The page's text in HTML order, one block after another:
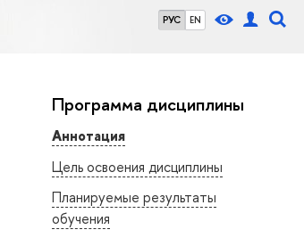
РУС EN
Программа дисциплины
Аннотация
Цель освоения дисциплины
Планируемые результаты
обучения